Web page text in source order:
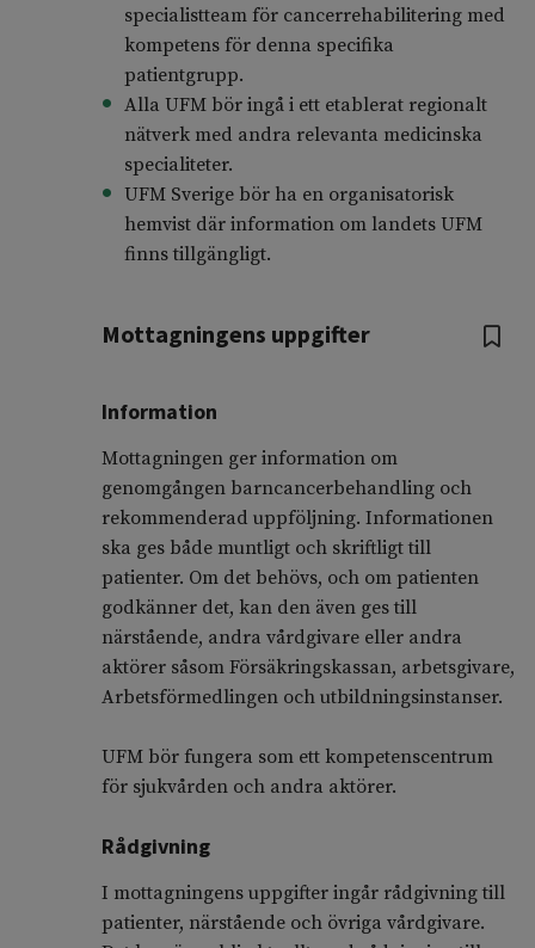
specialistteam för cancerrehabilitering med
kompetens för denna specifika
patientgrupp.
Alla UFM bör ingå i ett etablerat regionalt
nätverk med andra relevanta medicinska
specialiteter.
UFM Sverige bör ha en organisatorisk
hemvist där information om landets UFM
finns tillgängligt.
Mottagningens uppgifter
Information
Mottagningen ger information om
genomgången barncancerbehandling och
rekommenderad uppföljning. Informationen
ska ges både muntligt och skriftligt till
patienter. Om det behövs, och om patienten
godkänner det, kan den även ges till
närstående, andra vårdgivare eller andra
aktörer såsom Försäkringskassan, arbetsgivare,
Arbetsförmedlingen och utbildningsinstanser.
UFM bör fungera som ett kompetenscentrum
för sjukvården och andra aktörer.
Rådgivning
I mottagningens uppgifter ingår rådgivning till
patienter, närstående och övriga vårdgivare.